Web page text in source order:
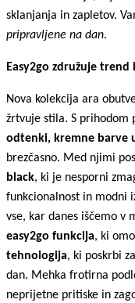
sklanjanja in zapletov.
pripravljene na dan.
Easy2go združuje
Nova kolekcija ara
žrtvuje stila. S prihodom
odtenki, kremne barve
brezčasno. Med njimi
black, ki je nesporni
funkcionalnost in modni
vse, kar danes iščemo v
easy2go funkcija, ki
tehnologija, ki poskrbi
dan. Mehka frotirna
neprijetne pritiske in